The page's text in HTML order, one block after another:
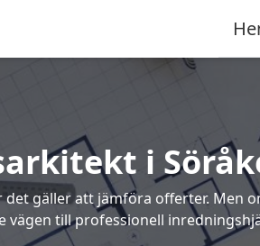
i
gäller att jämföra offerter. Men
till professionell